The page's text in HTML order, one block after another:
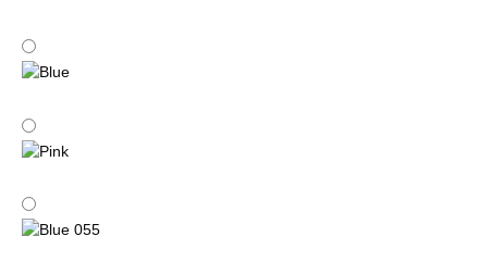
Black 032
Blue
Pink